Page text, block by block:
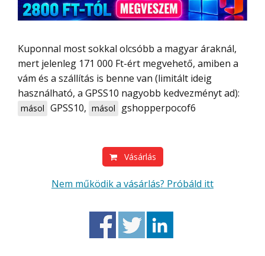
Kuponnal most sokkal olcsóbb a magyar áraknál,
mert jelenleg 171 000 Ft-ért megvehető, amiben a
vám és a szállítás is benne van (limitált ideig
használható, a GPSS10 nagyobb kedvezményt ad):
másol GPSS10, másol gshopperpocof6
Vásárlás
Nem működik a vásárlás? Próbáld itt